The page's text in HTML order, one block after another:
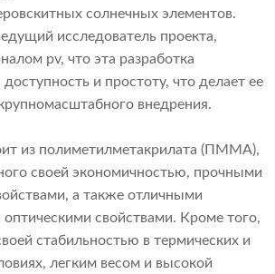
солнечных элементов.
исследователь проекта,
pv, что эта разработка
и простоту, что делает ее
внедрения.
из полиметилметакрилата (ПММА),
своей экономичностью, прочными
а также отличными
оптическими свойствами. Кроме того,
стабильностью в термических и
легким весом и высокой